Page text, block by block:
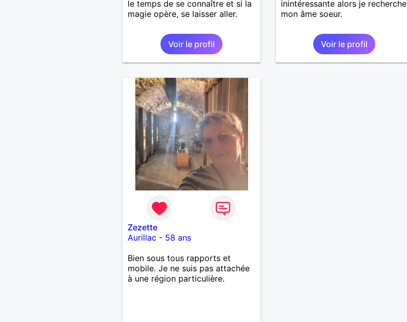
le temps de se connaître et si la
magie opère, se laisser aller.
Voir le profil
inintéressante alors je recherche
mon âme soeur.
Voir le profil
Zezette
Aurillac - 58 ans
Bien sous tous rapports et
mobile. Je ne suis pas attachée
à une région particulière.